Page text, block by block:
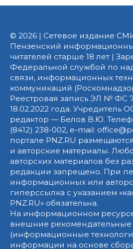
© 2026 | Сетевое издание
Пензенский
читателей старше 18 лет |
Федеральной службой по
связи, информационных
коммуникаций
Реестровая запись ЭЛ № ФС
18.02.2022 года. Учредитель
редактор — Белов В.Ю.
(8412) 238-002, e-mail:
портале PNZ.RU
и авторские материалы.
авторских материалов без
редакции запрещено. При
информационных или
гиперссылка с указанием
PNZ.RU» обязательна.
На информационном
внешние рекомендательные
(информационные
информации на основе